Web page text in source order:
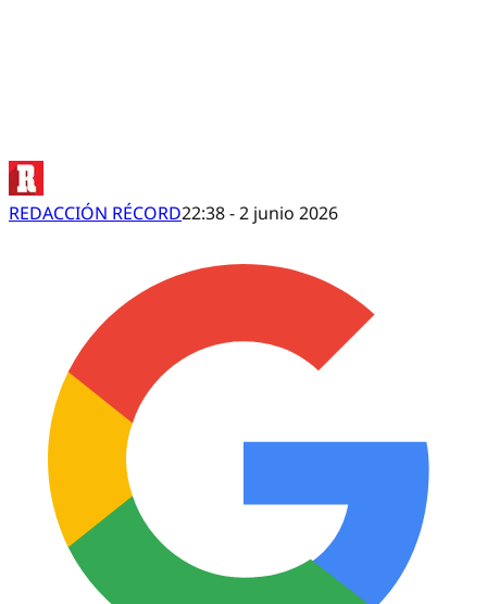
REDACCIÓN RÉCORD22:38 - 2 junio 2026